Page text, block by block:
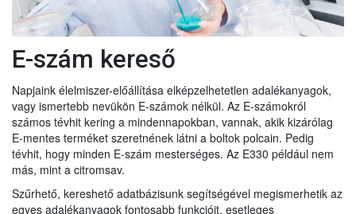
E-szám kereső
Napjaink élelmiszer-előállítása elképzelhetetlen adalékanyagok,
vagy ismertebb nevükön E-számok nélkül. Az E-számokról
számos tévhit kering a mindennapokban, vannak, akik kizárólag
E-mentes terméket szeretnének látni a boltok polcain. Pedig
tévhit, hogy minden E-szám mesterséges. Az E330 például nem
más, mint a citromsav.
Szűrhető, kereshető adatbázisunk segítségével megismerhetik az
egyes adalékanyagok fontosabb funkcióit, esetleges